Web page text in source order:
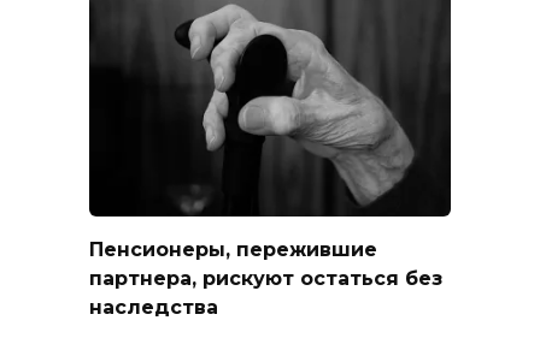
Пенсионеры, пережившие
партнера, рискуют остаться без
наследства